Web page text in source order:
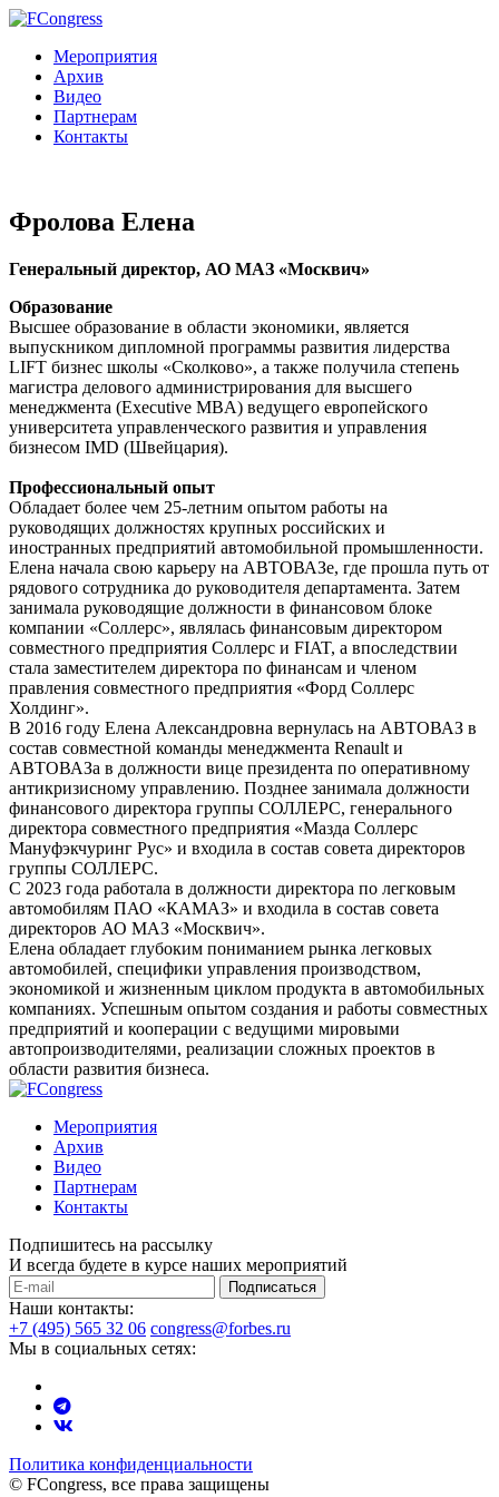
Мероприятия
Архив
Видео
Партнерам
Контакты
Фролова Елена
Генеральный директор, АО МАЗ «Москвич»
Образование
Высшее образование в области экономики, является
выпускником дипломной программы развития лидерства
LIFT бизнес школы «Сколково», а также получила степень
магистра делового администрирования для высшего
менеджмента (Executive MBA) ведущего европейского
университета управленческого развития и управления
бизнесом IMD (Швейцария).
Профессиональный опыт
Обладает более чем 25-летним опытом работы на
руководящих должностях крупных российских и
иностранных предприятий автомобильной промышленности.
Елена начала свою карьеру на АВТОВАЗе, где прошла путь от
рядового сотрудника до руководителя департамента. Затем
занимала руководящие должности в финансовом блоке
компании «Соллерс», являлась финансовым директором
совместного предприятия Соллерс и FIAT, а впоследствии
стала заместителем директора по финансам и членом
правления совместного предприятия «Форд Соллерс
Холдинг».
В 2016 году Елена Александровна вернулась на АВТОВАЗ в
состав совместной команды менеджмента Renault и
АВТОВАЗа в должности вице президента по оперативному
антикризисному управлению. Позднее занимала должности
финансового директора группы СОЛЛЕРС, генерального
директора совместного предприятия «Мазда Соллерс
Мануфэкчуринг Рус» и входила в состав совета директоров
группы СОЛЛЕРС.
С 2023 года работала в должности директора по легковым
автомобилям ПАО «КАМАЗ» и входила в состав совета
директоров АО МАЗ «Москвич».
Елена обладает глубоким пониманием рынка легковых
автомобилей, специфики управления производством,
экономикой и жизненным циклом продукта в автомобильных
компаниях. Успешным опытом создания и работы совместных
предприятий и кооперации с ведущими мировыми
автопроизводителями, реализации сложных проектов в
области развития бизнеса.
Мероприятия
Архив
Видео
Партнерам
Контакты
Подпишитесь на рассылку
И всегда будете в курсе наших мероприятий
Подписаться
Наши контакты:
+7 (495) 565 32 06 congress@forbes.ru
Мы в социальных сетях:
Политика конфиденциальности
© FCongress, все права защищены